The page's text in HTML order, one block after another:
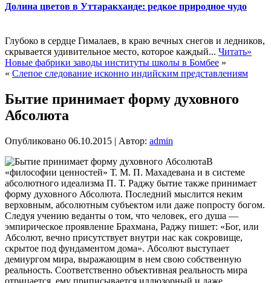
Долина цветов в Уттаракханде: редкое природное чудо
Глубоко в сердце Гималаев, в краю вечных снегов и ледников,
скрывается удивительное место, которое каждый... Читать»
Новые фабрики заводы институты школы в Бомбее »
« Слепое следование исконно индийским представлениям
Бытие принимает форму духовного
Абсолюта
Опубликовано 06.10.2015 | Автор: admin
В
«философии ценностей» Т. М. П. Махадевана и в системе
абсолютного идеализма П. Т. Раджу бытие также принимает
форму духовного Абсолюта. Последний мыслится неким
верховным, абсолютным субъектом или даже попросту богом.
Следуя учению веданты о том, что человек, его душа —
эмпирическое проявление Брахмана, Раджу пишет: «Бог, или
Абсолют, вечно присутствует внутри нас как сокровище,
скрытое под фундаментом дома». Абсолют выступает
демиургом мира, выражающим в нем свою собственную
реальность. Соответственно объективная реальность мира
отрицается, ему приписывается иллюзорный и даже